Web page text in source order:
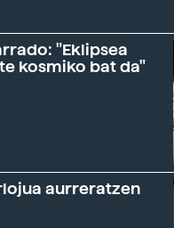
"Eklipsea
kosmiko bat da"
aurreratzen